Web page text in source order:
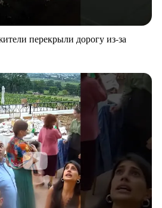
перекрыли дорогу из-за